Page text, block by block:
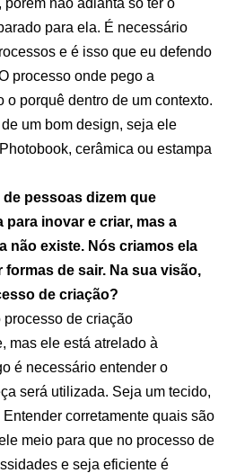
para ela. É necessário
e é isso que eu defendo
processo onde pego a
o porquê dentro de um contexto.
um bom design, seja ele
cerâmica ou estampa
pessoas dizem que
inovar e criar, mas a
não existe. Nós criamos ela
de sair. Na sua visão,
de criação?
processo de criação
mas ele está atrelado à
é necessário entender o
será utilizada. Seja um tecido,
corretamente quais são
meio para que no processo de
e seja eficiente é